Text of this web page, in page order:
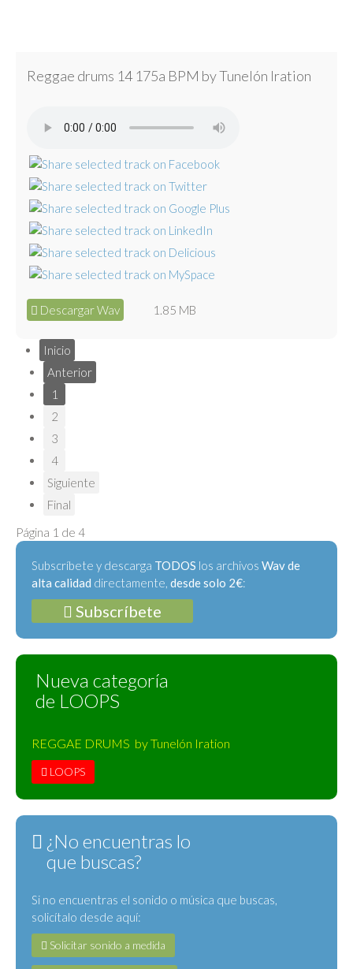
Reggae drums 14 175a BPM by Tunelón Iration
Descargar Wav 1.85 MB
Inicio
Anterior
1
2
3
4
Siguiente
Final
Página 1 de 4
Subscríbete y descarga TODOS los archivos Wav de
alta calidad directamente, desde solo 2€:
Subscríbete
Nueva categoría
de LOOPS
REGGAE DRUMS by Tunelón Iration
LOOPS
¿No encuentras lo
que buscas?
Si no encuentras el sonido o música que buscas,
solicítalo desde aquí:
Solicitar sonido a medida